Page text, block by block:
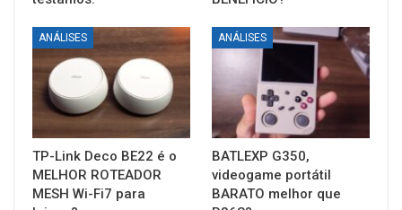
ANÁLISES
TP-Link Deco BE22 é o
MELHOR ROTEADOR
MESH Wi-Fi7 para
ANÁLISES
BATLEXP G350,
videogame portátil
BARATO melhor que